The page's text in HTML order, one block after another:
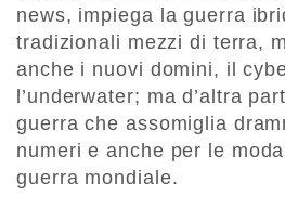
news, impiega la guerra
tradizionali mezzi di terra,
anche i nuovi domini, il
l’underwater; ma d’altra
guerra che assomiglia
numeri e anche per le
guerra mondiale.